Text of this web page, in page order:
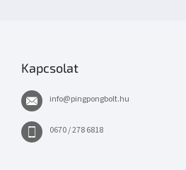
Kapcsolat
info@pingpongbolt.hu
0670 / 278 6818